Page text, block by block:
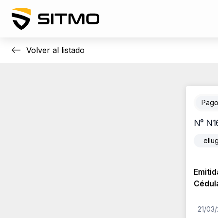
content
Volver al listado
N°
21/